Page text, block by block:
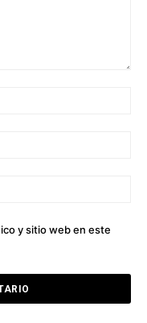
y sitio web en este